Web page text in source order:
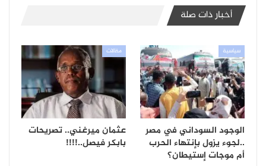
أخبار ذات صلة
سياسية
الوجود السوداني في مصر
..لجوء يزول بإنتهاء الحرب
أم موجات إستيطان؟
مقالات
عثمان ميرغني.. تصريحات
بابكر فيصل..!!!!